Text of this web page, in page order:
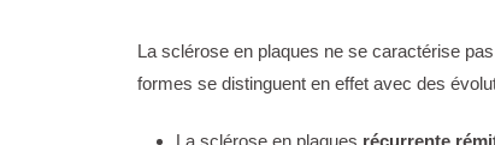
La sclérose en plaques ne se caractérise
formes se distinguent en effet avec des